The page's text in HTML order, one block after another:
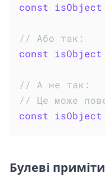
const
isObject
// Або так:
const
isObject
// А не так:
// Це може
const
isObject
Булеві